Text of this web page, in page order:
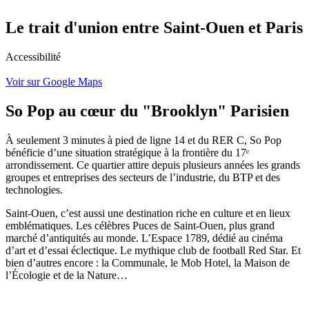
Le trait d'union entre Saint-Ouen et Paris
Accessibilité
Voir sur Google Maps
So Pop au cœur du "Brooklyn" Parisien
À seulement 3 minutes à pied de ligne 14 et du RER C, So Pop
bénéficie d’une situation stratégique à la frontière du 17ᵉ
arrondissement. Ce quartier attire depuis plusieurs années les grands
groupes et entreprises des secteurs de l’industrie, du BTP et des
technologies.
Saint-Ouen, c’est aussi une destination riche en culture et en lieux
emblématiques. Les célèbres Puces de Saint-Ouen, plus grand
marché d’antiquités au monde. L’Espace 1789, dédié au cinéma
d’art et d’essai éclectique. Le mythique club de football Red Star. Et
bien d’autres encore : la Communale, le Mob Hotel, la Maison de
l’Écologie et de la Nature…